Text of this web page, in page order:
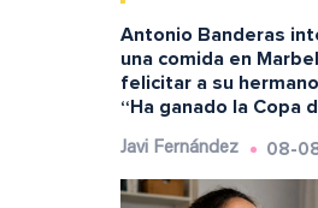
Antonio Banderas
una comida en
felicitar a su
“Ha ganado la Copa
Javi Fernández 08-